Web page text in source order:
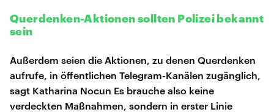
Querdenken-Aktionen sollten Polizei bekannt
sein
Außerdem seien die Aktionen, zu denen Querdenken
aufrufe, in öffentlichen Telegram-Kanälen zugänglich,
sagt Katharina Nocun Es brauche also keine
verdeckten Maßnahmen, sondern in erster Linie